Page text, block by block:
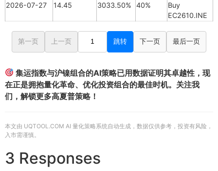
2026-07-27
14.45 3033.50% 40%
Buy
EC2610.INE
第一页 上一页 跳转 下一页 最后一页
集运指数与沪镍组合的AI策略已用数据证明其卓越性，现
在正是拥抱量化革命、优化投资组合的最佳时机。关注我
们，解锁更多高夏普策略！
本文由 UQTOOL.COM AI 量化策略系统自动生成，数据仅供参考，投资有风险，
入市需谨慎。
3 Responses